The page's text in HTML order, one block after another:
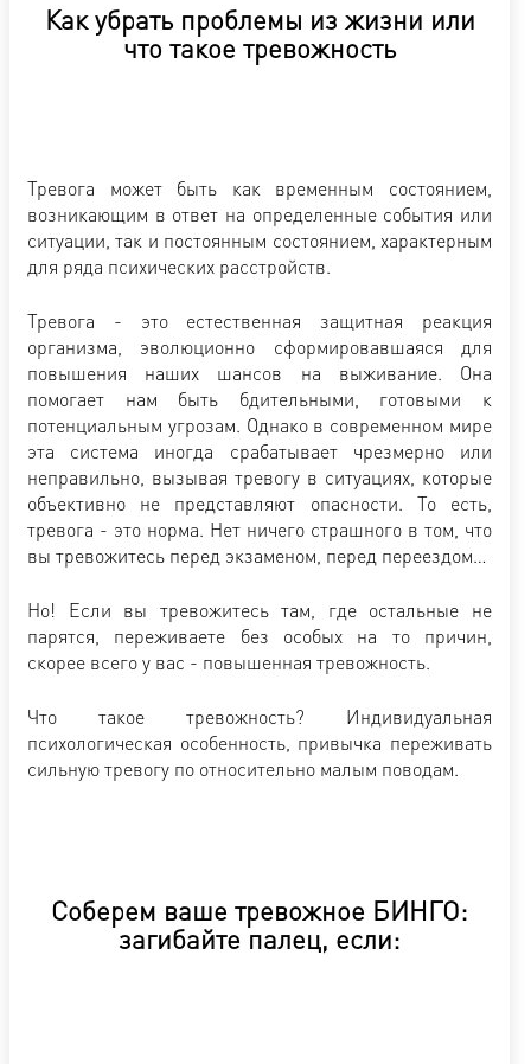
Как убрать проблемы из жизни или
что такое тревожность
Тревога может быть как временным состоянием,
возникающим в ответ на определенные события или
ситуации, так и постоянным состоянием, характерным
для ряда психических расстройств.
Тревога - это естественная защитная реакция
организма, эволюционно сформировавшаяся для
повышения наших шансов на выживание. Она
помогает нам быть бдительными, готовыми к
потенциальным угрозам. Однако в современном мире
эта система иногда срабатывает чрезмерно или
неправильно, вызывая тревогу в ситуациях, которые
объективно не представляют опасности. То есть,
тревога - это норма. Нет ничего страшного в том, что
вы тревожитесь перед экзаменом, перед переездом…
Но! Если вы тревожитесь там, где остальные не
парятся, переживаете без особых на то причин,
скорее всего у вас - повышенная тревожность.
Что такое тревожность? Индивидуальная
психологическая особенность, привычка переживать
сильную тревогу по относительно малым поводам.
Соберем ваше тревожное БИНГО:
загибайте палец, если: